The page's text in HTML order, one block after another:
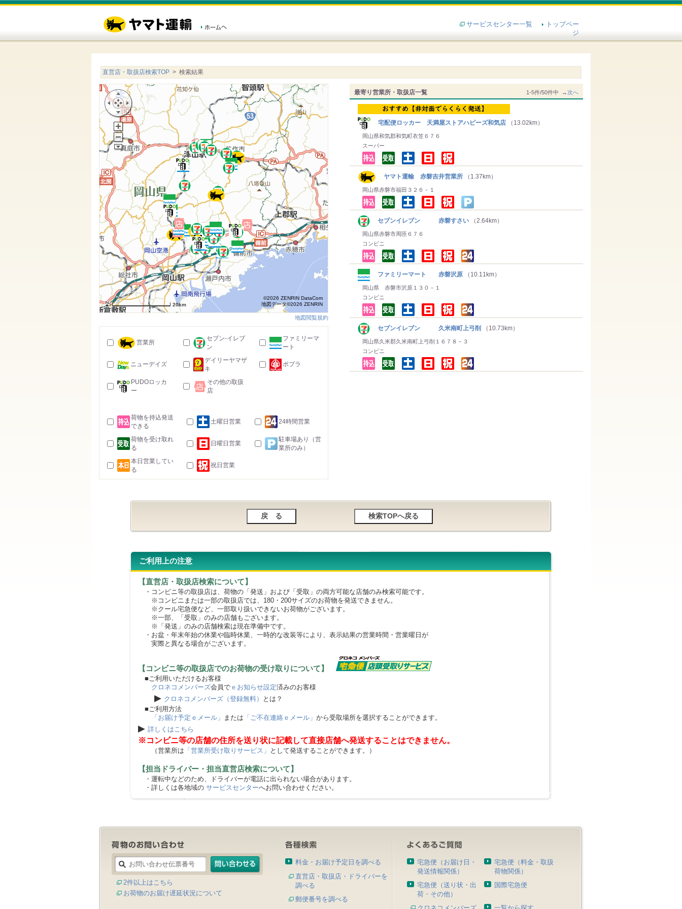
サービスセンター一覧
トップペー
ジ
直営店・取扱店検索TOP > 検索結果
最寄り営業所・取扱店一覧 1-5件/50件中 →次へ
宅配便ロッカー 天満屋ストアハピーズ和気店 （13.02km）
岡山県和気郡和気町衣笠６７６
スーパー
ヤマト運輸 赤磐吉井営業所 （1.37km）
岡山県赤磐市福田３２６－１
セブンイレブン 赤磐すさい （2.64km）
岡山県赤磐市周匝６７６
コンビニ
ファミリーマート 赤磐沢原 （10.11km）
岡山県 赤磐市沢原１３０－１
コンビニ
セブンイレブン 久米南町上弓削 （10.73km）
岡山県久米郡久米南町上弓削１６７８－３
コンビニ
20km
©2026 ZENRIN DataCom
地図データ©2026 ZENRIN
地図閲覧規約
営業所
セブン-イレブ
ン
ファミリーマ
ート
ニューデイズ
デイリーヤマザ
キ
ポプラ
PUDOロッカ
ー
その他の取扱
店
荷物を持込発送
できる
土曜日営業 24時間営業
荷物を受け取れ
る
日曜日営業
駐車場あり（営
業所のみ）
本日営業してい
る
祝日営業
ご利用上の注意
【直営店・取扱店検索について】
・コンビニ等の取扱店は、荷物の「発送」および「受取」の両方可能な店舗のみ検索可能です。
※コンビニまたは一部の取扱店では、180・200サイズのお荷物を発送できません。
※クール宅急便など、一部取り扱いできないお荷物がございます。
※一部、「受取」のみの店舗もございます。
※「発送」のみの店舗検索は現在準備中です。
・お盆・年末年始の休業や臨時休業、一時的な改装等により、表示結果の営業時間・営業曜日が
実際と異なる場合がございます。
【コンビニ等の取扱店でのお荷物の受け取りについて】
■ご利用いただけるお客様
クロネコメンバーズ会員で ｅお知らせ設定済みのお客様
▶ クロネコメンバーズ（登録無料）
とは？
■ご利用方法
「お届け予定ｅメール」 または 「ご不在連絡ｅメール」 から受取場所を選択することができます。
▶ 詳しくはこちら
※コンビニ等の店舗の住所を送り状に記載して直接店舗へ発送することはできません。
（営業所は 「営業所受け取りサービス」 として発送することができます。）
【担当ドライバー・担当直営店検索について】
・運転中などのため、ドライバーが電話に出られない場合があります。
・詳しくは各地域の サービスセンターへお問い合わせください。
2件以上はこちら
お荷物のお届け遅延状況について
料金・お届け予定日を調べる
直営店・取扱店・ドライバーを
調べる
郵便番号を調べる
宅急便（お届け日・
発送情報関係）
宅急便（料金・取扱
荷物関係）
宅急便（送り状・出
荷・その他）
国際宅急便